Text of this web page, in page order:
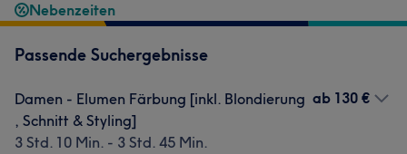
Nebenzeiten
Passende Suchergebnisse
Damen - Elumen Färbung [inkl. Blondierung
, Schnitt & Styling]
3 Std. 10 Min. - 3 Std. 45 Min.
ab 130 €